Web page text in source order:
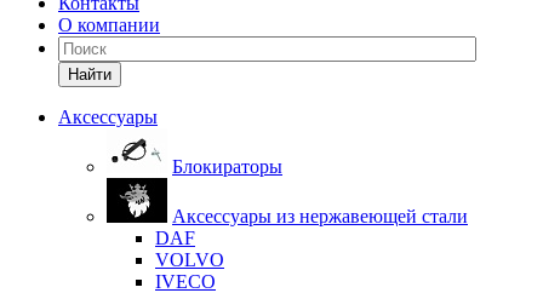
О компании
Найти
Аксессуары
Блокираторы
Аксессуары из нержавеющей стали
DAF
VOLVO
IVECO